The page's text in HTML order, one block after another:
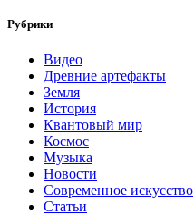
Рубрики
Видео
Древние артефакты
Земля
История
Квантовый мир
Космос
Музыка
Новости
Современное искусство
Статьи